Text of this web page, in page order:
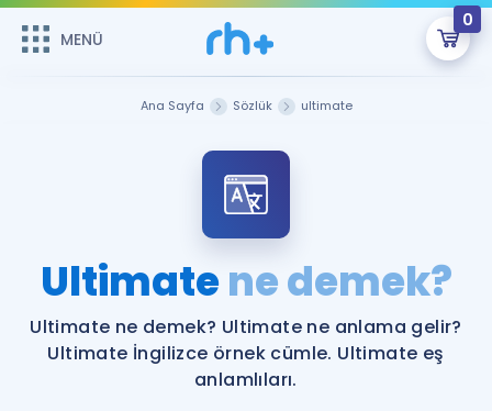
MENÜ
0
ÜYE DEĞİLİM
Sepetin Şu An Boş.
Remzi Hoca ile seni sınava hazırlayacak onlarca eğitim seni
bekliyor!
MENÜ
Faydalı Araçlar
Ana Sayfa Sözlük ultimate
Ultimatene demek?
Ultimate ne demek? Ultimate ne anlama gelir?
Ultimate İngilizce örnek cümle. Ultimate eş
anlamlıları.